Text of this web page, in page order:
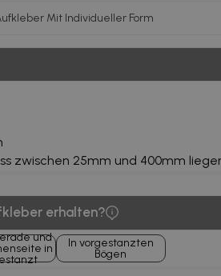
Mit Individueller Form
zwischen 25mm und 400mm
erhalten?
und
in
In vorgestanzten
Bögen